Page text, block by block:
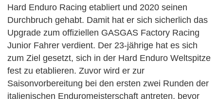
Hard Enduro Racing etabliert und 2020 seinen
Durchbruch gehabt. Damit hat er sich sicherlich das
Upgrade zum offiziellen GASGAS Factory Racing
Junior Fahrer verdient. Der 23-jährige hat es sich
zum Ziel gesetzt, sich in der Hard Enduro Weltspitze
fest zu etablieren. Zuvor wird er zur
Saisonvorbereitung bei den ersten zwei Runden der
italienischen Enduromeisterschaft antreten, bevor